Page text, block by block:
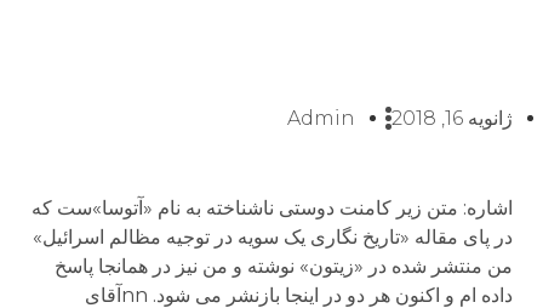
ژانویه 16, 2018 Admin
اشاره: متن زیر کامنت دوستی ناشناخته به نام «آتوسا»ست که
در پای مقاله «تاریخ نگاری یک سویه در توجیه مظالم اسرائیل»
من منتشر شده در «زیتون» نوشته و من نیز در همانجا پاسخ
داده ام و اکنون هر دو در اینجا بازنشر می شود. nnآقای